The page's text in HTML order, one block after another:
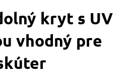
kryt s UV
vhodný pre